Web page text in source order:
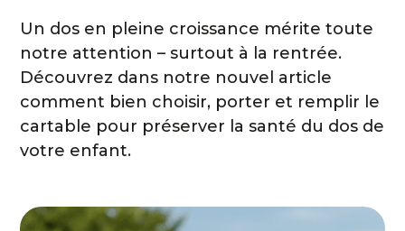
Un dos en pleine croissance mérite toute
notre attention – surtout à la rentrée.
Découvrez dans notre nouvel article
comment bien choisir, porter et remplir le
cartable pour préserver la santé du dos de
votre enfant.